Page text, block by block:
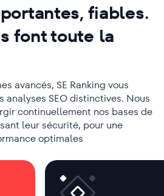
fiables.
font toute la
avancés, SE Ranking vous
SEO distinctives. Nous
continuellement nos bases de
leur sécurité, pour une
optimales